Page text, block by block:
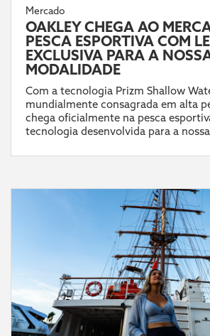
Mercado
OAKLEY CHEGA AO
PESCA ESPORTIVA COM
EXCLUSIVA PARA A
MODALIDADE
Com a tecnologia Prizm Shallow
mundialmente consagrada em alta
chega oficialmente na pesca
tecnologia desenvolvida para a